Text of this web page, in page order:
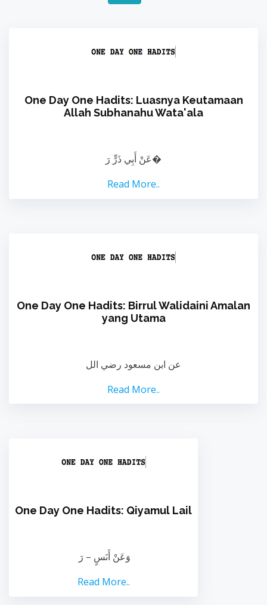
One Day One Hadits: Luasnya Keutamaan
Allah Subhanahu Wata'ala
عَنْ أَبِي ذَرٍّ رَ�
Read More..
One Day One Hadits: Birrul Walidaini Amalan
yang Utama
عن ابن مسعود رضي الل
Read More..
One Day One Hadits: Qiyamul Lail
وَعَنْ أَنَسٍ – رَ
Read More..